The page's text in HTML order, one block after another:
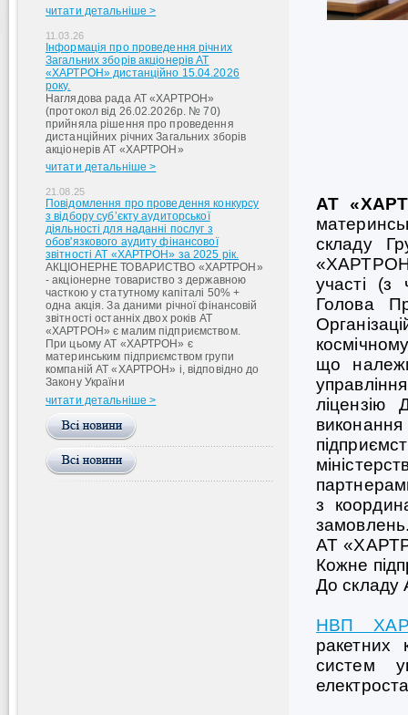
читати детальніше >
11.03.26
Інформація про проведення річних
Загальних зборів акціонерів АТ
«ХАРТРОН» дистанційно 15.04.2026
року.
Наглядова рада АТ «ХАРТРОН»
(протокол від 26.02.2026р. № 70)
прийняла рішення про проведення
дистанційних річних Загальних зборів
акціонерів АТ «ХАРТРОН»
читати детальніше >
21.08.25
Повідомлення про проведення конкурсу
з відбору суб’єкту аудиторської
діяльності для наданні послуг з
обов'язкового аудиту фінансової
звітності АТ «ХАРТРОН» за 2025 рік.
АКЦІОНЕРНЕ ТОВАРИСТВО «ХАРТРОН»
- акціонерне товариство з державною
часткою у статутному капіталі 50% +
одна акція. За даними річної фінансовій
звітності останніх двох років АТ
«ХАРТРОН» є малим підприємством.
При цьому АТ «ХАРТРОН» є
материнським підприємством групи
компаній АТ «ХАРТРОН» і, відповідно до
Закону України
читати детальніше >
АТ
складу
участі (з
Голова
що
ліцензію
з
АТ
Кожне
До складу
НВП
ракетних
систем